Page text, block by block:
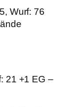
Wurf: 76
21 +1 EG –